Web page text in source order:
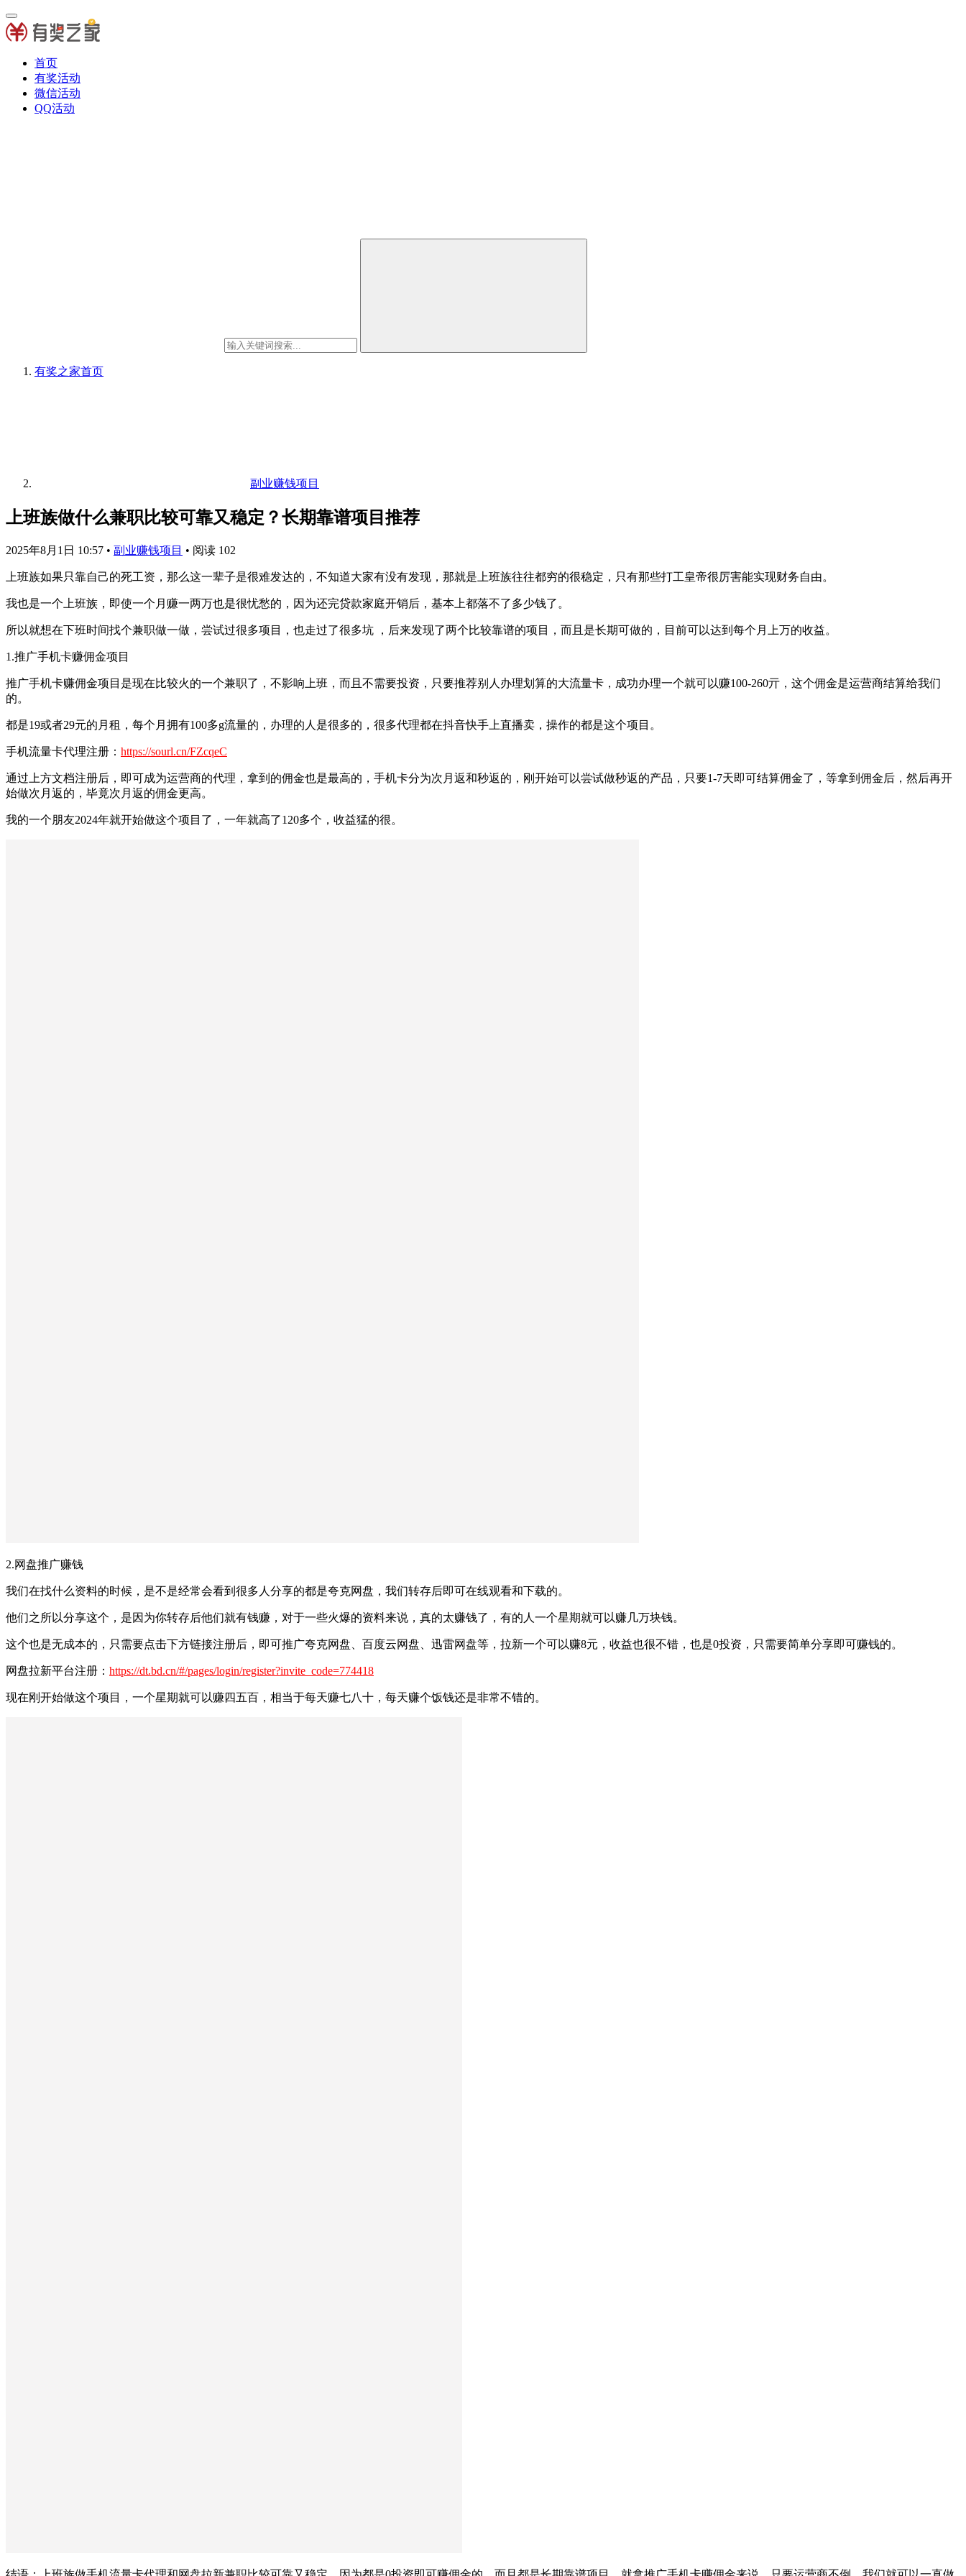
首页
有奖活动
微信活动
QQ活动
有奖之家首页
副业赚钱项目
上班族做什么兼职比较可靠又稳定？长期靠谱项目推荐
2025年8月1日 10:57 • 副业赚钱项目 • 阅读 102
上班族如果只靠自己的死工资，那么这一辈子是很难发达的，不知道大家有没有发现，那就是上班族往往都穷的很稳定，只有那些打工皇帝很厉害能实现财务自由。
我也是一个上班族，即使一个月赚一两万也是很忧愁的，因为还完贷款家庭开销后，基本上都落不了多少钱了。
所以就想在下班时间找个兼职做一做，尝试过很多项目，也走过了很多坑 ，后来发现了两个比较靠谱的项目，而且是长期可做的，目前可以达到每个月上万的收益。
1.推广手机卡赚佣金项目
推广手机卡赚佣金项目是现在比较火的一个兼职了，不影响上班，而且不需要投资，只要推荐别人办理划算的大流量卡，成功办理一个就可以赚100-260亓，这个佣金是运营商结算给我们
的。
都是19或者29元的月租，每个月拥有100多g流量的，办理的人是很多的，很多代理都在抖音快手上直播卖，操作的都是这个项目。
手机流量卡代理注册： https://sourl.cn/FZcqeC
通过上方文档注册后，即可成为运营商的代理，拿到的佣金也是最高的，手机卡分为次月返和秒返的，刚开始可以尝试做秒返的产品，只要1-7天即可结算佣金了，等拿到佣金后，然后再开
始做次月返的，毕竟次月返的佣金更高。
我的一个朋友2024年就开始做这个项目了，一年就高了120多个，收益猛的很。
2.网盘推广赚钱
我们在找什么资料的时候，是不是经常会看到很多人分享的都是夸克网盘，我们转存后即可在线观看和下载的。
他们之所以分享这个，是因为你转存后他们就有钱赚，对于一些火爆的资料来说，真的太赚钱了，有的人一个星期就可以赚几万块钱。
这个也是无成本的，只需要点击下方链接注册后，即可推广夸克网盘、百度云网盘、迅雷网盘等，拉新一个可以赚8元，收益也很不错，也是0投资，只需要简单分享即可赚钱的。
网盘拉新平台注册： https://dt.bd.cn/#/pages/login/register?invite_code=774418
现在刚开始做这个项目，一个星期就可以赚四五百，相当于每天赚七八十，每天赚个饭钱还是非常不错的。